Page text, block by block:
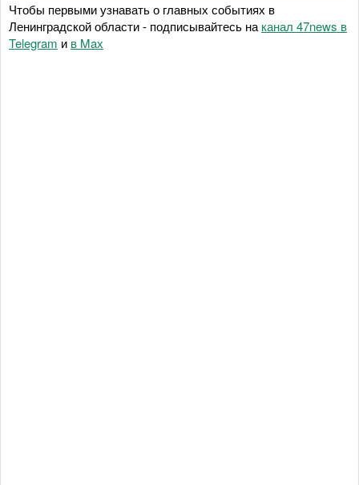
Чтобы первыми узнавать о главных событиях в
Ленинградской области - подписывайтесь на канал 47news в
Telegram и в Maх